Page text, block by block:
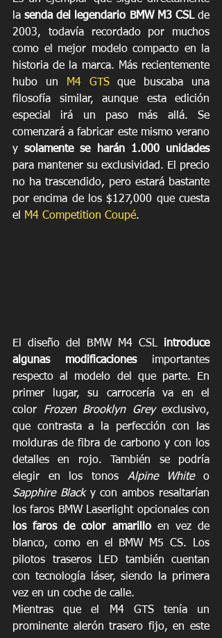
la senda del legendario BMW M3 CSL de
2003, todavía recordado por muchos
como el mejor modelo compacto en la
historia de la marca. Más recientemente
hubo un
M4 GTS que buscaba una
filosofía similar, aunque esta edición
especial irá un paso más allá. Se
comenzará a fabricar este mismo verano
y solamente se harán 1.000 unidades
para mantener su exclusividad. El precio
no ha trascendido, pero estará bastante
por encima de los $127,000 que cuesta
el
M4 Competition Coupé.
El diseño del BMW M4 CSL introduce
algunas modificaciones importantes
respecto al modelo del que parte. En
primer lugar, su carrocería va en el
color Frozen Brooklyn Grey exclusivo,
que contrasta a la perfección con las
molduras de fibra de carbono y con los
detalles en rojo. También se podría
elegir en los tonos Alpine White
Sapphire Black y con ambos resaltarían
los faros de color amarillo en vez de
blanco, como en el BMW M5 CS. Los
pilotos traseros LED también cuentan
con tecnología láser, siendo la primera
vez en un coche de calle.
Mientras que el M4 GTS tenía un
prominente alerón trasero fijo, en este